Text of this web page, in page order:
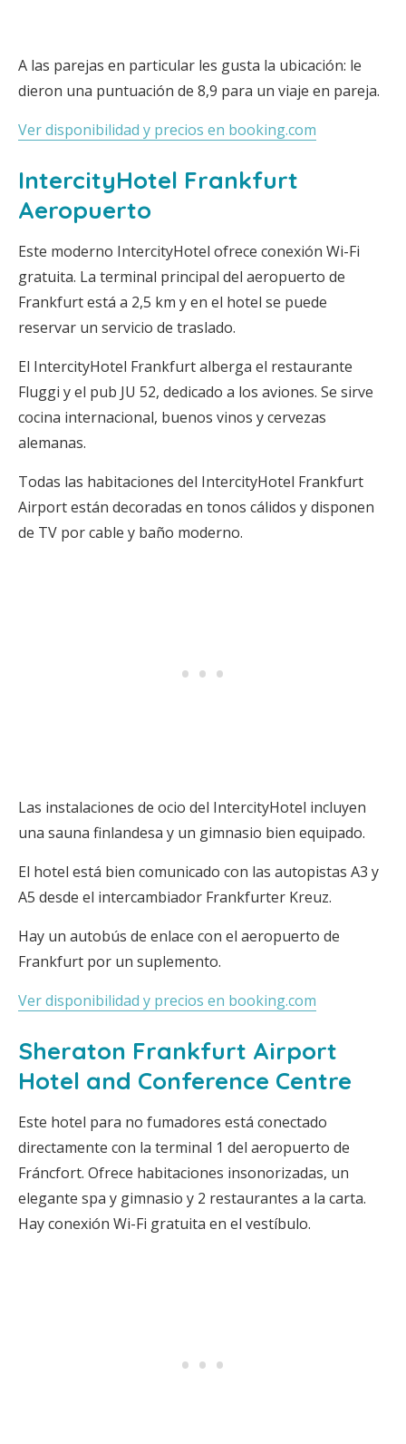
A las parejas en particular les gusta la ubicación: le
dieron una puntuación de 8,9 para un viaje en pareja.
Ver disponibilidad y precios en booking.com
IntercityHotel Frankfurt
Aeropuerto
Este moderno IntercityHotel ofrece conexión Wi-Fi
gratuita. La terminal principal del aeropuerto de
Frankfurt está a 2,5 km y en el hotel se puede
reservar un servicio de traslado.
El IntercityHotel Frankfurt alberga el restaurante
Fluggi y el pub JU 52, dedicado a los aviones. Se sirve
cocina internacional, buenos vinos y cervezas
alemanas.
Todas las habitaciones del IntercityHotel Frankfurt
Airport están decoradas en tonos cálidos y disponen
de TV por cable y baño moderno.
Las instalaciones de ocio del IntercityHotel incluyen
una sauna finlandesa y un gimnasio bien equipado.
El hotel está bien comunicado con las autopistas A3 y
A5 desde el intercambiador Frankfurter Kreuz.
Hay un autobús de enlace con el aeropuerto de
Frankfurt por un suplemento.
Ver disponibilidad y precios en booking.com
Sheraton Frankfurt Airport
Hotel and Conference Centre
Este hotel para no fumadores está conectado
directamente con la terminal 1 del aeropuerto de
Fráncfort. Ofrece habitaciones insonorizadas, un
elegante spa y gimnasio y 2 restaurantes a la carta.
Hay conexión Wi-Fi gratuita en el vestíbulo.